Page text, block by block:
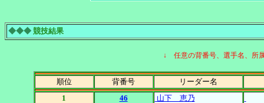
◆◆◆ 競技結果
↓ 任意の背番号、選手名、所
順位 背番号
リーダー名
1
46
山下 恵乃